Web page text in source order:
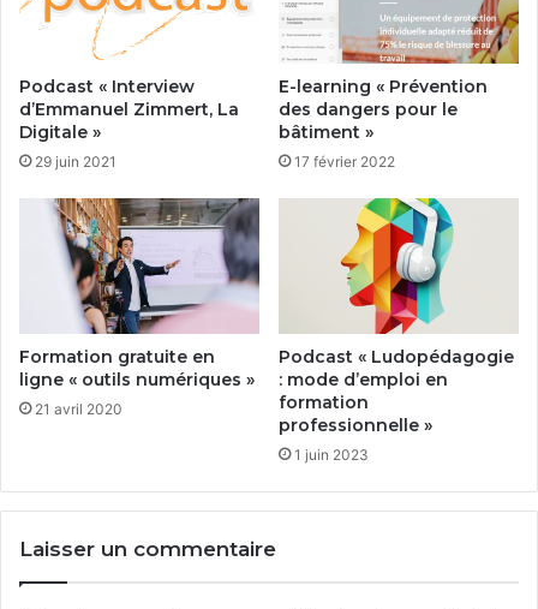
Podcast « Interview
d’Emmanuel Zimmert, La
Digitale »
29 juin 2021
E-learning « Prévention
des dangers pour le
bâtiment »
17 février 2022
Formation gratuite en
ligne « outils numériques »
21 avril 2020
Podcast « Ludopédagogie
: mode d’emploi en
formation
professionnelle »
1 juin 2023
Laisser un commentaire